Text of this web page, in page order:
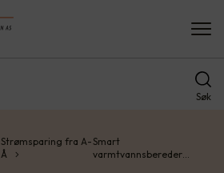
Søk
Strømsparing fra A-
Å
Smart
varmtvannsbereder…